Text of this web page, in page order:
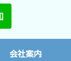
会社案内